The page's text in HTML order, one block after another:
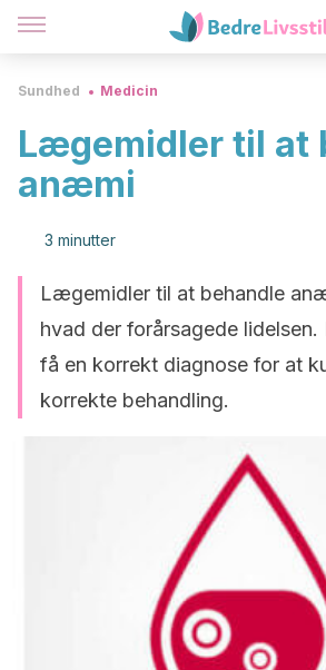
Sundhed Medicin
Lægemidler til at
anæmi
3 minutter
Lægemidler til at behandle
hvad der forårsagede
få en korrekt diagnose for at
korrekte behandling.